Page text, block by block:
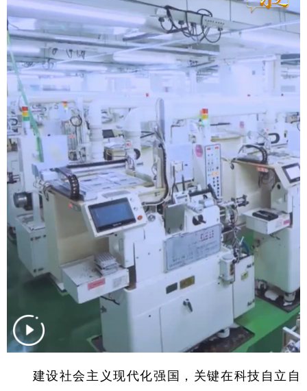
访谈 视频 图片 政务
法律 中央文件 金融
食品 信息化
学术中国 乡村振兴 溯源中国
城市 旅游 能源 会展
彩票 娱乐 时尚 悦读
公益 一带一路 亚太网 上市公司
文化产业
地方频道
天津 河北 山西
辽宁 江苏
建设社会主义现代化强国，关键在科技自立自